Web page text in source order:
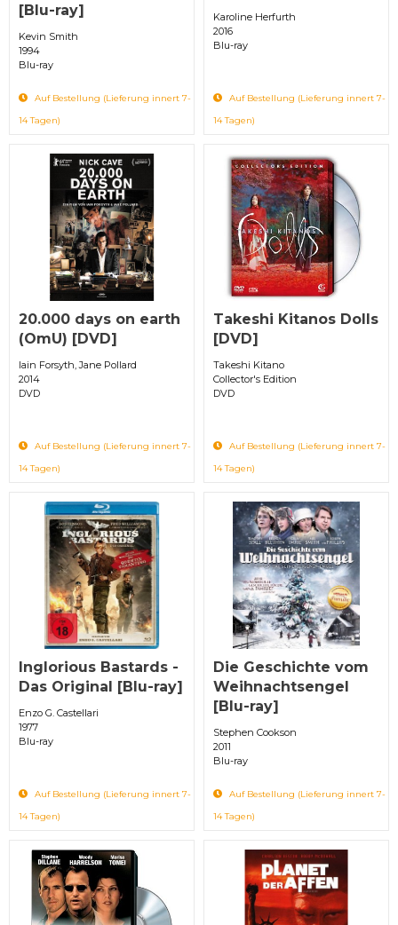
[Blu-ray]
Kevin Smith
1994
Blu-ray
Auf Bestellung (Lieferung innert 7-
14 Tagen)
Karoline Herfurth
2016
Blu-ray
Auf Bestellung (Lieferung innert 7-
14 Tagen)
20.000 days on earth
(OmU) [DVD]
Iain Forsyth, Jane Pollard
2014
DVD
Auf Bestellung (Lieferung innert 7-
14 Tagen)
Takeshi Kitanos Dolls
[DVD]
Takeshi Kitano
Collector's Edition
DVD
Auf Bestellung (Lieferung innert 7-
14 Tagen)
Inglorious Bastards -
Das Original [Blu-ray]
Enzo G. Castellari
1977
Blu-ray
Auf Bestellung (Lieferung innert 7-
14 Tagen)
Die Geschichte vom
Weihnachtsengel
[Blu-ray]
Stephen Cookson
2011
Blu-ray
Auf Bestellung (Lieferung innert 7-
14 Tagen)